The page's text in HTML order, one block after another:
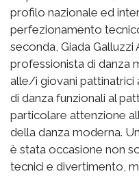
profilo nazionale ed
perfezionamento
seconda, Giada Galluzzi
professionista di danza
alle/i giovani pattinatrici
di danza funzionali al
particolare attenzione
della danza moderna.
è stata occasione non
tecnici e divertimento,